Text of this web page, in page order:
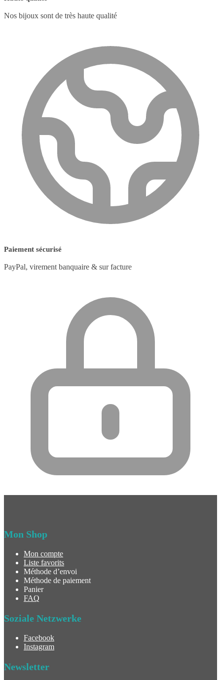
Nos bijoux sont de très haute qualité
Paiement sécurisé
PayPal, virement banquaire & sur facture
Mon Shop
Mon compte
Liste favorits
Méthode d’envoi
Méthode de paiement
Panier
FAQ
Soziale Netzwerke
Facebook
Instagram
Newsletter